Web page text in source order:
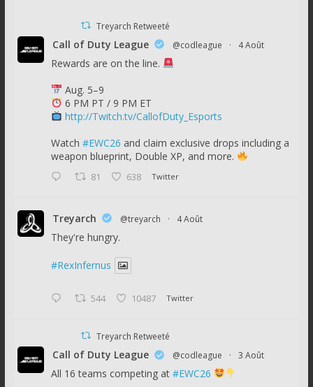
Treyarch Retweeté
Call of Duty League @codleague · 4 Août
Rewards are on the line.
Aug. 5–9
6 PM PT / 9 PM ET
http://Twitch.tv/CallofDuty_Esports
Watch #EWC26 and claim exclusive drops including a
weapon blueprint, Double XP, and more.
81 638 Twitter
Treyarch @treyarch · 4 Août
They're hungry.
#RexInfernus
544 10487 Twitter
Treyarch Retweeté
Call of Duty League @codleague · 3 Août
All 16 teams competing at #EWC26